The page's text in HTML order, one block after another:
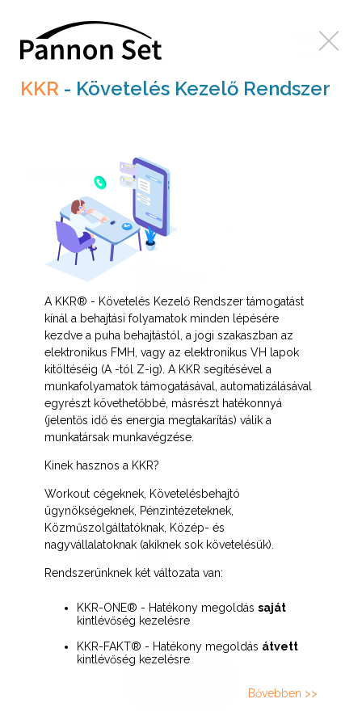
Megoldásaink
ERP
Vállalat irányítás
KKR - Követelés Kezelő Rendszer
A KKR® - Követelés Kezelő Rendszer támogatást
kínál a behajtási folyamatok minden lépésére
kezdve a puha behajtástól, a jogi szakaszban az
elektronikus FMH, vagy az elektronikus VH lapok
kitöltéséig (A -tól Z-ig). A KKR segítésével a
munkafolyamatok támogatásával, automatizálásával
egyrészt követhetőbbé, másrészt hatékonnyá
(jelentős idő és energia megtakarítás) válik a
munkatársak munkavégzése.
Kinek hasznos a KKR?
Workout cégeknek, Követelésbehajtó
ügynökségeknek, Pénzintézeteknek,
Közműszolgáltatóknak, Közép- és
nagyvállalatoknak (akiknek sok követelésük).
Rendszerünknek két változata van:
KKR-ONE® - Hatékony megoldás saját
kintlévőség kezelésre
KKR-FAKT® - Hatékony megoldás átvett
kintlévőség kezelésre
Bővebben >>